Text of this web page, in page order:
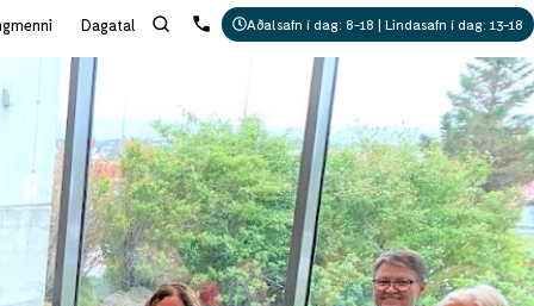
Dagatal Aðalsafn í dag: 8-18 | Lindasafn í dag: 13-18